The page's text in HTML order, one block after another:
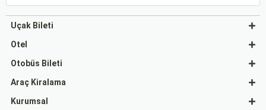
Uçak Bileti
Otel
Otobüs Bileti
Araç Kiralama
Kurumsal